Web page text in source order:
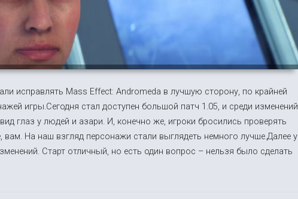
исправлять Mass Effect: Andromeda в лучшую сторону, по крайней
игры.Сегодня стал доступен большой патч 1.05, и среди изменений
глаз у людей и азари. И, конечно же, игроки бросились проверять
вам. На наш взгляд персонажи стали выглядеть немного лучше.Далее у
Старт отличный, но есть один вопрос – нельзя было сделать